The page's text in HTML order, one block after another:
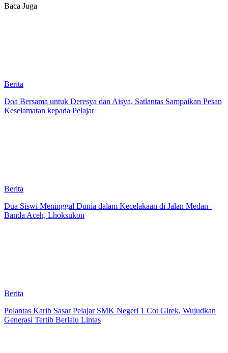
Baca Juga
Berita
Doa Bersama untuk Deresya dan Aisya, Satlantas Sampaikan Pesan
Keselamatan kepada Pelajar
Berita
Dua Siswi Meninggal Dunia dalam Kecelakaan di Jalan Medan–
Banda Aceh, Lhoksukon
Berita
Polantas Karib Sasar Pelajar SMK Negeri 1 Cot Girek, Wujudkan
Generasi Tertib Berlalu Lintas